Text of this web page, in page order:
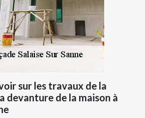
sur les travaux de la
devanture de la maison à